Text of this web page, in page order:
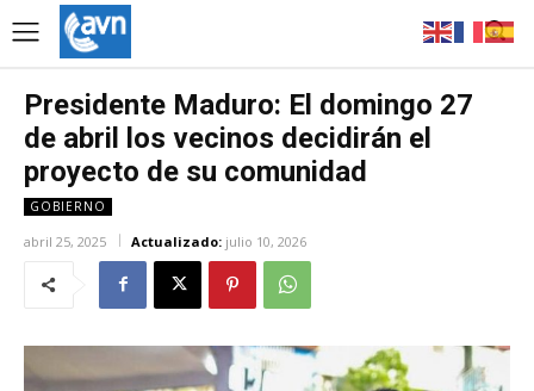
Presidente Maduro: El domingo 27
de abril los vecinos decidirán el
proyecto de su comunidad
GOBIERNO
abril 25, 2025 Actualizado: julio 10, 2026